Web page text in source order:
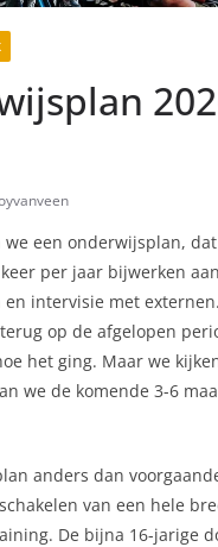
we een onderwijsplan,
per jaar bijwerken
en intervisie met
op de afgelopen
het ging. Maar we
we de komende 3-6
anders dan
van een hele
De bijna 16-jarige